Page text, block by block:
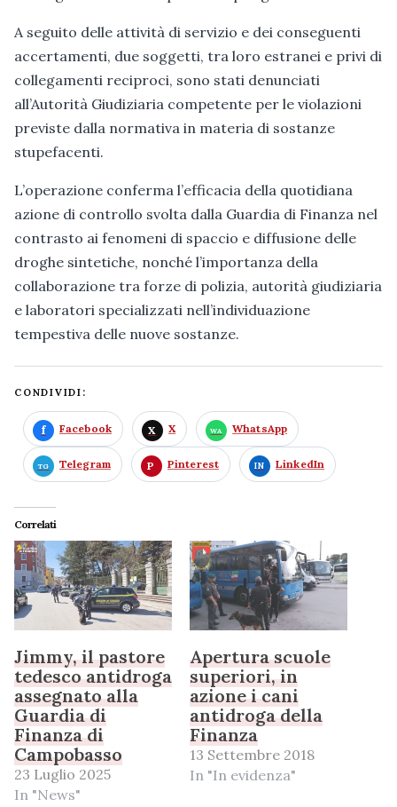
A seguito delle attività di servizio e dei conseguenti
accertamenti, due soggetti, tra loro estranei e privi di
collegamenti reciproci, sono stati denunciati
all’Autorità Giudiziaria competente per le violazioni
previste dalla normativa in materia di sostanze
stupefacenti.
L’operazione conferma l’efficacia della quotidiana
azione di controllo svolta dalla Guardia di Finanza nel
contrasto ai fenomeni di spaccio e diffusione delle
droghe sintetiche, nonché l’importanza della
collaborazione tra forze di polizia, autorità giudiziaria
e laboratori specializzati nell’individuazione
tempestiva delle nuove sostanze.
CONDIVIDI:
Facebook X WhatsApp
Telegram Pinterest LinkedIn
Correlati
Jimmy, il pastore
tedesco antidroga
assegnato alla
Guardia di
Finanza di
Campobasso
23 Luglio 2025
In "News"
Apertura scuole
superiori, in
azione i cani
antidroga della
Finanza
13 Settembre 2018
In "In evidenza"